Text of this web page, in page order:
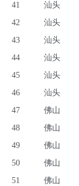
41
汕头
42
汕头
43
汕头
44
汕头
45
汕头
46
汕头
47
佛山
48
佛山
49
佛山
50
佛山
51
佛山